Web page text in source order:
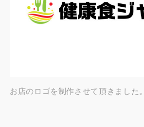
お店のロゴを制作させて頂きました。